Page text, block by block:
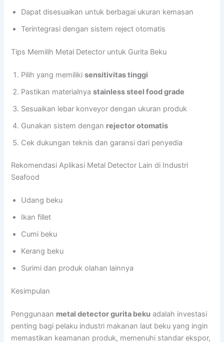
Dapat disesuaikan untuk berbagai ukuran kemasan
Terintegrasi dengan sistem reject otomatis
Tips Memilih Metal Detector untuk Gurita Beku
Pilih yang memilikisensitivitas tinggi
Pastikan materialnyastainless steel food grade
Sesuaikan lebar konveyor dengan ukuran produk
Gunakan sistem dengan rejector otomatis
Cek dukungan teknis dan garansi dari penyedia
Rekomendasi Aplikasi Metal Detector Lain di Industri
Seafood
Udang beku
Ikan fillet
Cumi beku
Kerang beku
Surimi dan produk olahan lainnya
Kesimpulan
Penggunaan metal detector gurita beku adalah investasi
penting bagi pelaku industri makanan laut beku yang ingin
memastikan keamanan produk, memenuhi standar ekspor,